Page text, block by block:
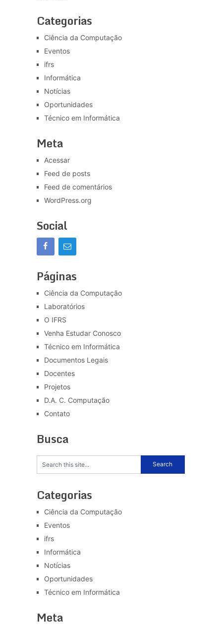
Categorias
Ciência da Computação
Eventos
ifrs
Informática
Notícias
Oportunidades
Técnico em Informática
Meta
Acessar
Feed de posts
Feed de comentários
WordPress.org
Social
Páginas
Ciência da Computação
Laboratórios
O IFRS
Venha Estudar Conosco
Técnico em Informática
Documentos Legais
Docentes
Projetos
D.A. C. Computação
Contato
Busca
Categorias
Ciência da Computação
Eventos
ifrs
Informática
Notícias
Oportunidades
Técnico em Informática
Meta